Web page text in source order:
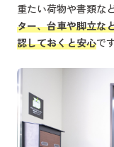
重たい荷物や書類な
ター、台車や脚立な
認しておくと安心で